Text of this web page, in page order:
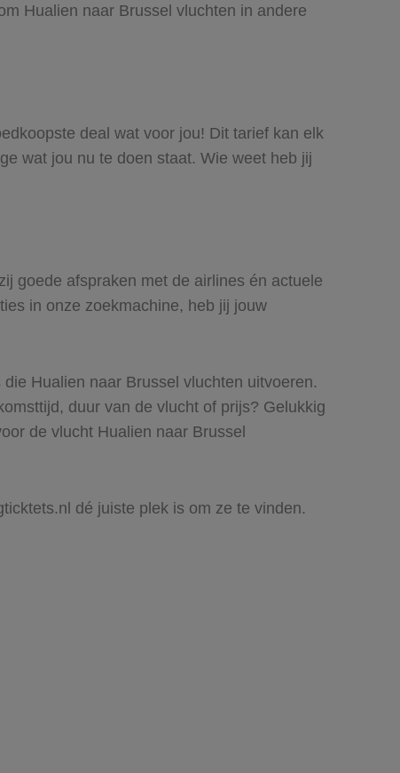
Hualien naar Brussel vluchten in andere
deal wat voor jou! Dit tarief kan elk
wat jou nu te doen staat. Wie weet heb jij
goede afspraken met de airlines én actuele
in onze zoekmachine, heb jij jouw
Hualien naar Brussel vluchten uitvoeren.
duur van de vlucht of prijs? Gelukkig
de vlucht Hualien naar Brussel
dé juiste plek is om ze te vinden.